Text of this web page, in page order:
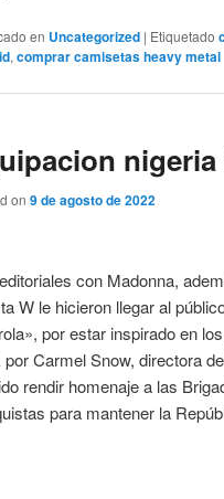
en Uncategorized | Etiquetado
, comprar camisetas heavy metal
on 9 de agosto de 2022
con Madonna,
W le hicieron llegar al
por estar inspirado en
por Carmel Snow, directora
rendir homenaje a las
para mantener la